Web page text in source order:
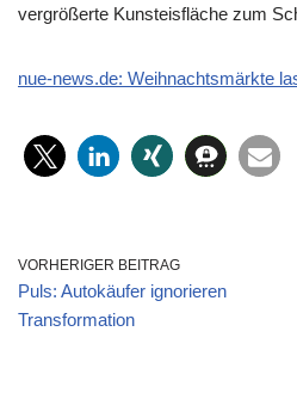
vergrößerte Kunsteisfläche zum
nue-news.de: Weihnachtsmärkte
VORHERIGER BEITRAG
Puls: Autokäufer ignorieren
Transformation